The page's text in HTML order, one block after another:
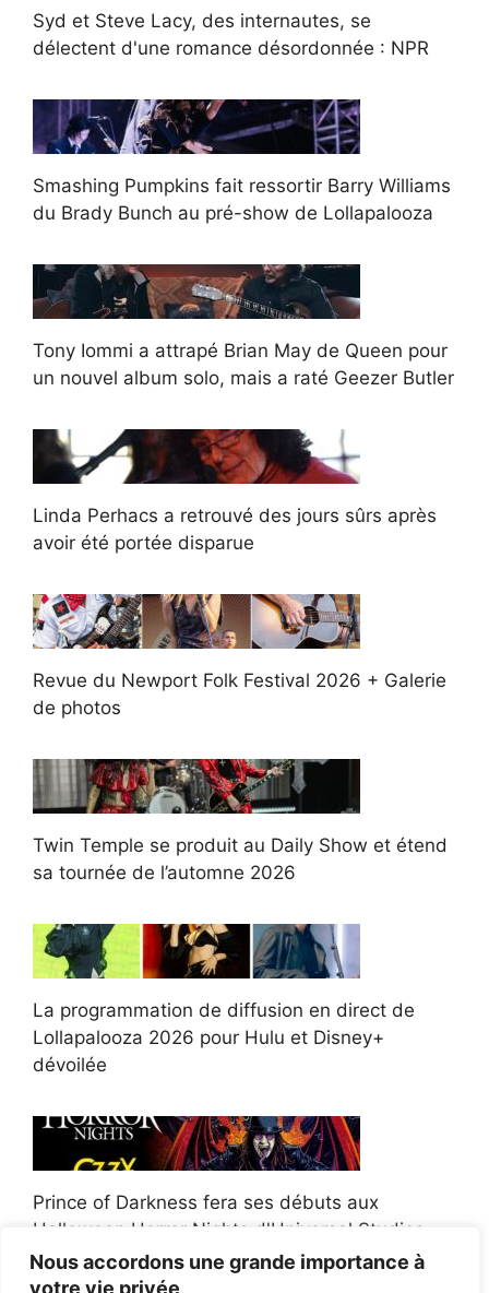
Nous accordons une grande importance à
votre vie privée
Syd et Steve Lacy, des internautes, se
délectent d'une romance désordonnée : NPR
Smashing Pumpkins fait ressortir Barry Williams
du Brady Bunch au pré-show de Lollapalooza
Tony Iommi a attrapé Brian May de Queen pour
un nouvel album solo, mais a raté Geezer Butler
Linda Perhacs a retrouvé des jours sûrs après
avoir été portée disparue
Revue du Newport Folk Festival 2026 + Galerie
de photos
Twin Temple se produit au Daily Show et étend
sa tournée de l’automne 2026
La programmation de diffusion en direct de
Lollapalooza 2026 pour Hulu et Disney+
dévoilée
Prince of Darkness fera ses débuts aux
Halloween Horror Nights d'Universal Studios